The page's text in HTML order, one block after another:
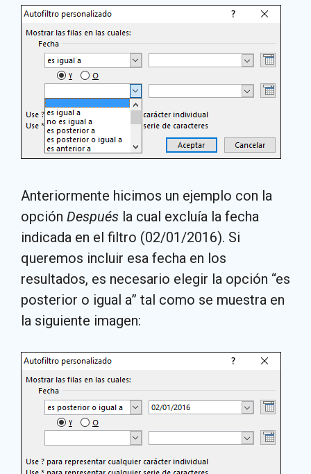
Anteriormente hicimos un ejemplo con la
opción Después la cual excluía la fecha
indicada en el filtro (02/01/2016). Si
queremos incluir esa fecha en los
resultados, es necesario elegir la opción “es
posterior o igual a” tal como se muestra en
la siguiente imagen: